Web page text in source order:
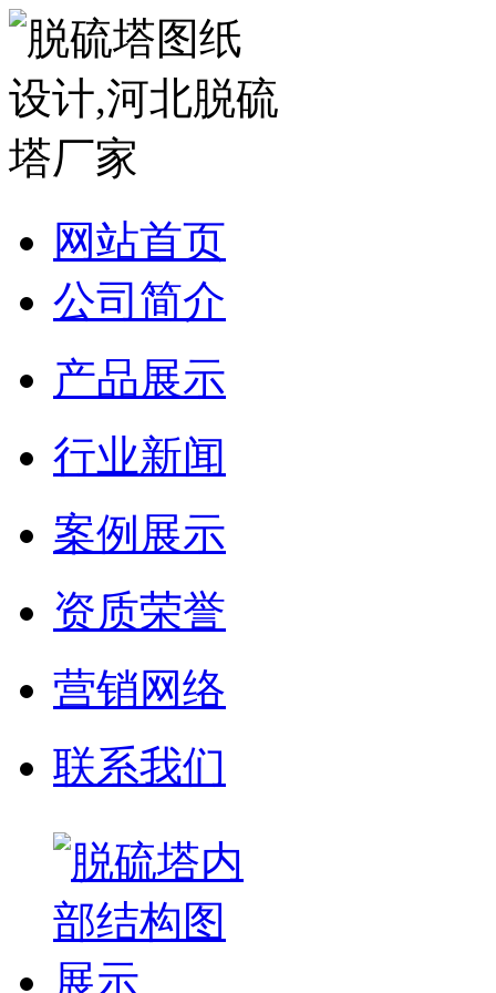
网站首页
公司简介
产品展示
行业新闻
案例展示
资质荣誉
营销网络
联系我们